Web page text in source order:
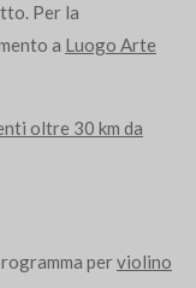
Per la
a Luogo Arte
oltre 30 km da
perviolino